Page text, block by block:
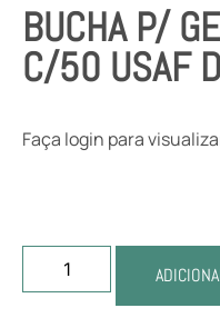
BUCHA P/
C/50 USAF
Faça login para